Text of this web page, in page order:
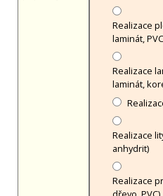
Realizace
laminát,
Realizace
laminát,
Realizace
anhydrit)
Realizace